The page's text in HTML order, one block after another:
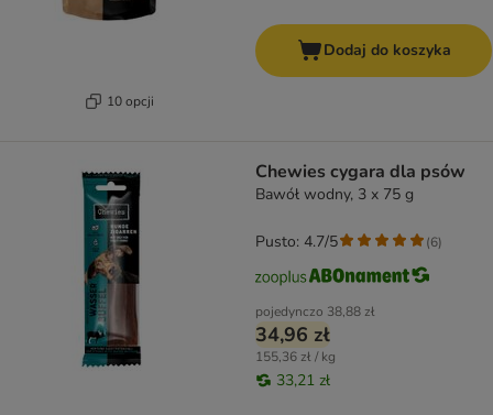
10 opcji
Dodaj do koszyka
Chewies cygara dla psów
Bawół wodny, 3 x 75 g
pojedynczo 38,88 zł
34,96 zł
155,36 zł / kg
33,21 zł
Pusto: 4.7/5 (6)